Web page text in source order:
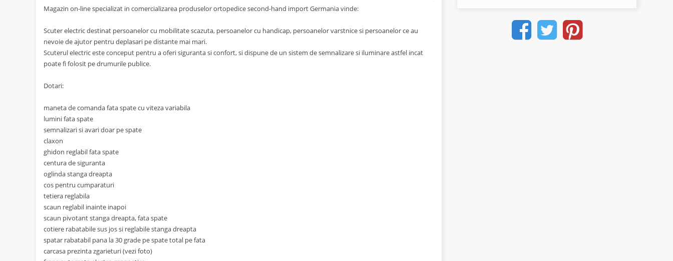
Magazin on-line specializat in comercializarea produselor ortopedice second-hand import Germania vinde:
Scuter electric destinat persoanelor cu mobilitate scazuta, persoanelor cu handicap, persoanelor varstnice si persoanelor ce au
nevoie de ajutor pentru deplasari pe distante mai mari.
Scuterul electric este conceput pentru a oferi siguranta si confort, si dispune de un sistem de semnalizare si iluminare astfel incat
poate fi folosit pe drumurile publice.
Dotari:
maneta de comanda fata spate cu viteza variabila
lumini fata spate
semnalizari si avari doar pe spate
claxon
ghidon reglabil fata spate
centura de siguranta
oglinda stanga dreapta
cos pentru cumparaturi
tetiera reglabila
scaun reglabil inainte inapoi
scaun pivotant stanga dreapta, fata spate
cotiere rabatabile sus jos si reglabile stanga dreapta
spatar rabatabil pana la 30 grade pe spate total pe fata
carcasa prezinta zgarieturi (vezi foto)